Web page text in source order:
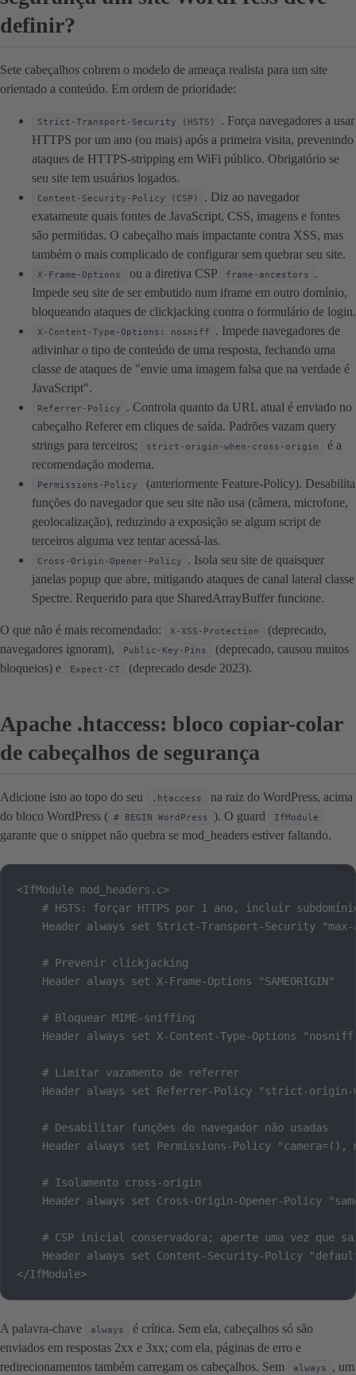
definir?
Sete cabeçalhos cobrem o modelo de ameaça realista para um site
orientado a conteúdo. Em ordem de prioridade:
Strict-Transport-Security (HSTS)
. Força navegadores a usar
HTTPS por um ano (ou mais) após a primeira visita, prevenindo
ataques de HTTPS-stripping em WiFi público. Obrigatório se
seu site tem usuários logados.
Content-Security-Policy (CSP)
. Diz ao navegador
exatamente quais fontes de JavaScript, CSS, imagens e fontes
são permitidas. O cabeçalho mais impactante contra XSS, mas
também o mais complicado de configurar sem quebrar seu site.
X-Frame-Options ou a diretiva CSP frame-ancestors
.
Impede seu site de ser embutido num iframe em outro domínio,
bloqueando ataques de clickjacking contra o formulário de login.
X-Content-Type-Options: nosniff
. Impede navegadores de
adivinhar o tipo de conteúdo de uma resposta, fechando uma
classe de ataques de "envie uma imagem falsa que na verdade é
JavaScript".
Referrer-Policy
. Controla quanto da URL atual é enviado no
cabeçalho Referer em cliques de saída. Padrões vazam query
strings para terceiros;
strict-origin-when-cross-origin
é a
recomendação moderna.
Permissions-Policy
(anteriormente Feature-Policy). Desabilita
funções do navegador que seu site não usa (câmera, microfone,
geolocalização), reduzindo a exposição se algum script de
terceiros alguma vez tentar acessá-las.
Cross-Origin-Opener-Policy
. Isola seu site de quaisquer
janelas popup que abre, mitigando ataques de canal lateral classe
Spectre. Requerido para que SharedArrayBuffer funcione.
O que não é mais recomendado: X-XSS-Protection
(deprecado,
navegadores ignoram),
Public-Key-Pins
(deprecado, causou muitos
bloqueios) e
Expect-CT (deprecado desde 2023).
Apache .htaccess: bloco copiar-colar
de cabeçalhos de segurança
Adicione isto ao topo do seu .htaccess
na raiz do WordPress, acima
do bloco WordPress ( # BEGIN WordPress ). O guard IfModule
garante que o snippet não quebra se mod_headers estiver faltando.
<IfModule mod_headers.c>
# HSTS: forçar HTTPS por 1 ano, incluir
Header always set Strict-Transport-Security
    # Prevenir clickjacking
    Header always set X-Frame-Options "SAMEORIGIN"
    # Bloquear MIME-sniffing
Header always set X-Content-Type-Options
    # Limitar vazamento de referrer
Header always set Referrer-Policy "strict-
    # Desabilitar funções do navegador não usadas
Header always set Permissions-Policy
    # Isolamento cross-origin
Header always set Cross-Origin-Opener-Policy
# CSP inicial conservadora; aperte uma vez que
Header always set Content-Security-Policy
</IfModule>
A palavra-chave always
é crítica. Sem ela, cabeçalhos só são
enviados em respostas 2xx e 3xx; com ela, páginas de erro e
redirecionamentos também carregam os cabeçalhos. Sem
always
, um